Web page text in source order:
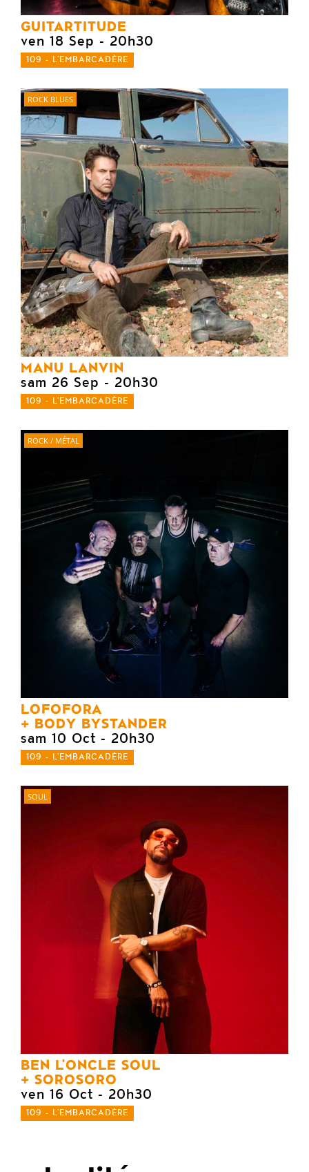
GUITARTITUDE
ven 18 Sep - 20h30
109 - L'EMBARCADÈRE
ROCK BLUES
MANU LANVIN
sam 26 Sep - 20h30
109 - L'EMBARCADÈRE
ROCK / MÉTAL
LOFOFORA
BODY BYSTANDER
sam 10 Oct - 20h30
109 - L'EMBARCADÈRE
SOUL
BEN L'ONCLE SOUL
SOROSORO
ven 16 Oct - 20h30
109 - L'EMBARCADÈRE